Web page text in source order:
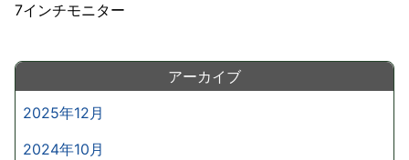
7インチモニター
アーカイブ
2025年12月
2024年10月